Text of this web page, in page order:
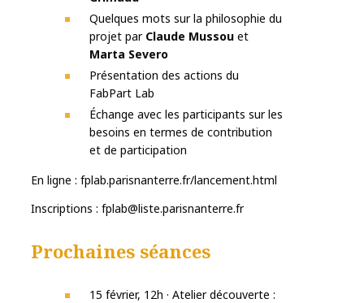
Quelques mots sur la philosophie du
projet par Claude Mussou et
Marta Severo
Présentation des actions du
FabPart Lab
Échange avec les participants sur les
besoins en termes de contribution
et de participation
En ligne : fplab.parisnanterre.fr/lancement.html
Inscriptions : fplab@liste.parisnanterre.fr
Prochaines séances
15 février, 12h · Atelier découverte :